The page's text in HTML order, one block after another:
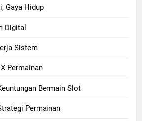
Gaya Hidup
Digital
Sistem
Permainan
Bermain Slot
Permainan